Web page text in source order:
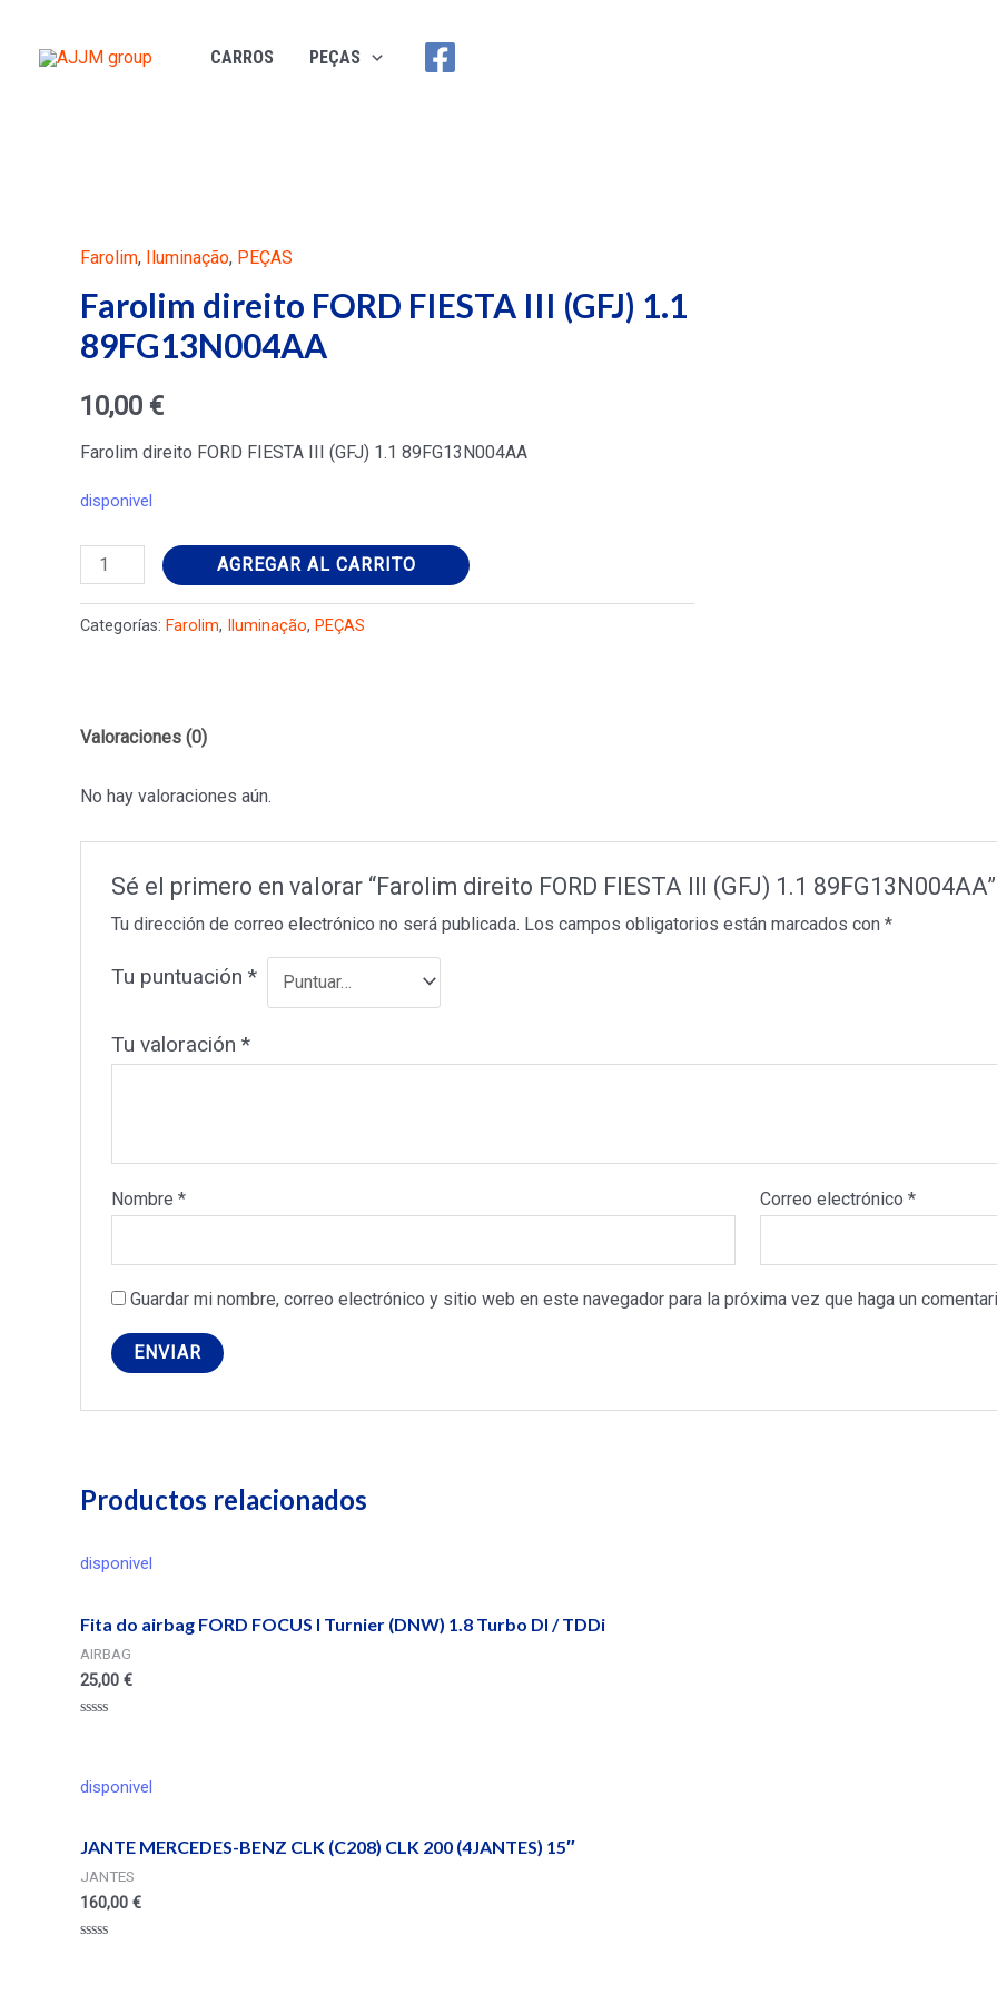
CARROS PEÇAS
Farolim, Iluminação, PEÇAS
Farolim direito FORD FIESTA III (GFJ) 1.1
89FG13N004AA
10,00 €
Farolim direito FORD FIESTA III (GFJ) 1.1 89FG13N004AA
disponivel
Farolim
FORD
89FG13N004AA
AGREGAR AL CARRITO
Categorías: Farolim, Iluminação, PEÇAS
Valoraciones (0)
No hay valoraciones aún.
Sé el primero en valorar “Farolim direito FORD FIESTA III (GFJ) 1.1 89FG13N004AA”
Tu dirección de correo electrónico no será publicada. Los campos obligatorios están marcados con *
Tu puntuación *
Tu valoración *
Nombre * Correo electrónico*
Guardar mi nombre, correo electrónico y sitio web en este navegador para la próxima vez que haga un
Productos relacionados
disponivel
Fita do airbag FORD FOCUS I Turnier (DNW) 1.8 Turbo DI / TDDi
AIRBAG
25,00 €
5
disponivel
JANTE MERCEDES-BENZ CLK (C208) CLK 200 (4JANTES) 15″
JANTES
160,00 €